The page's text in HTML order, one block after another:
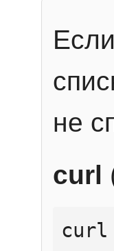
не
curl
curl